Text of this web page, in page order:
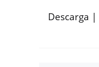
Descarga |